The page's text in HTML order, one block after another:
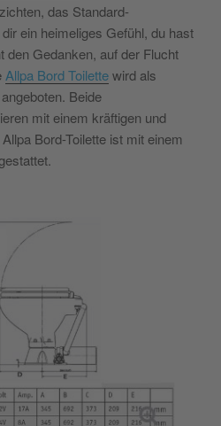
das Standard-
ein heimeliges Gefühl, du hast
den Gedanken, auf der Flucht
Allpa Bord Toilettewird als
Beide
mit einem kräftigen und
Bord-Toilette ist mit einem